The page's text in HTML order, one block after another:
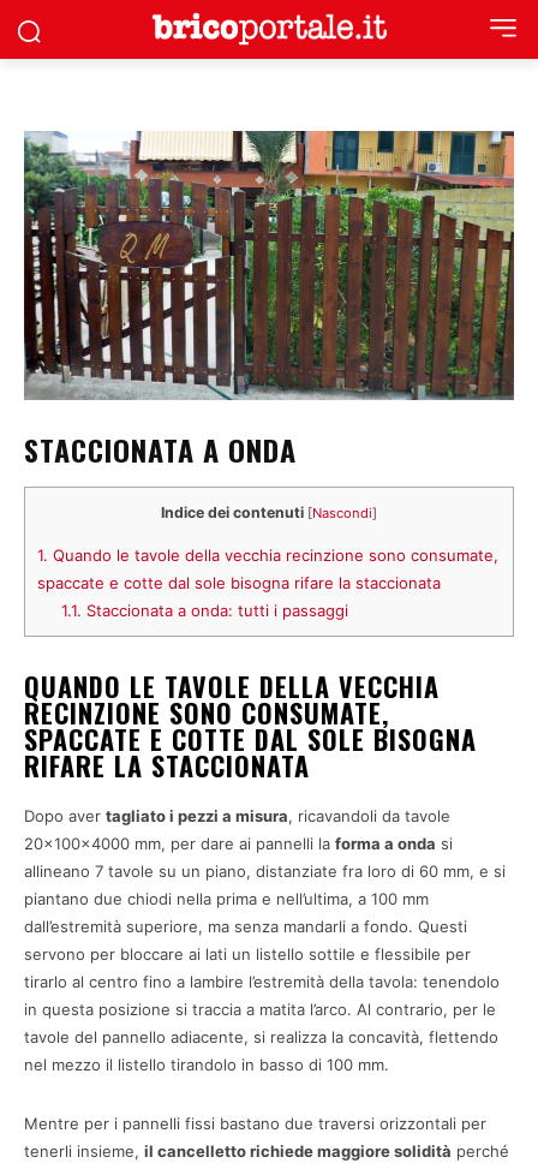
STACCIONATA A ONDA
Indice dei contenuti [Nascondi]
1. Quando le tavole della vecchia recinzione sono consumate,
spaccate e cotte dal sole bisogna rifare la staccionata
1.1. Staccionata a onda: tutti i passaggi
QUANDO LE TAVOLE DELLA VECCHIA
RECINZIONE SONO CONSUMATE,
SPACCATE E COTTE DAL SOLE BISOGNA
RIFARE LA STACCIONATA
Dopo aver tagliato i pezzi a misura, ricavandoli da tavole
20x100x4000 mm, per dare ai pannelli la forma a onda si
allineano 7 tavole su un piano, distanziate fra loro di 60 mm, e si
piantano due chiodi nella prima e nell’ultima, a 100 mm
dall’estremità superiore, ma senza mandarli a fondo. Questi
servono per bloccare ai lati un listello sottile e flessibile per
tirarlo al centro fino a lambire l’estremità della tavola: tenendolo
in questa posizione si traccia a matita l’arco. Al contrario, per le
tavole del pannello adiacente, si realizza la concavità, flettendo
nel mezzo il listello tirandolo in basso di 100 mm.
Mentre per i pannelli fissi bastano due traversi orizzontali per
tenerli insieme, il cancelletto richiede maggiore solidità perché